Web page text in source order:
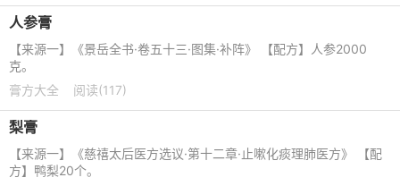
人参膏
【来源一】《景岳全书·卷五十三·图集·补阵》 【配方】人参2000
克。
膏方大全
阅读(117)
梨膏
【来源一】《慈禧太后医方选议·第十二章·止嗽化痰理肺医方》 【配
方】鸭梨20个。